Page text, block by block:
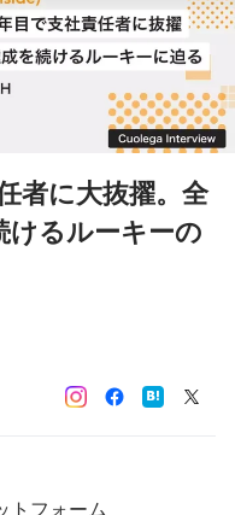
者に大抜擢。全
けるルーキーの
トフォーム